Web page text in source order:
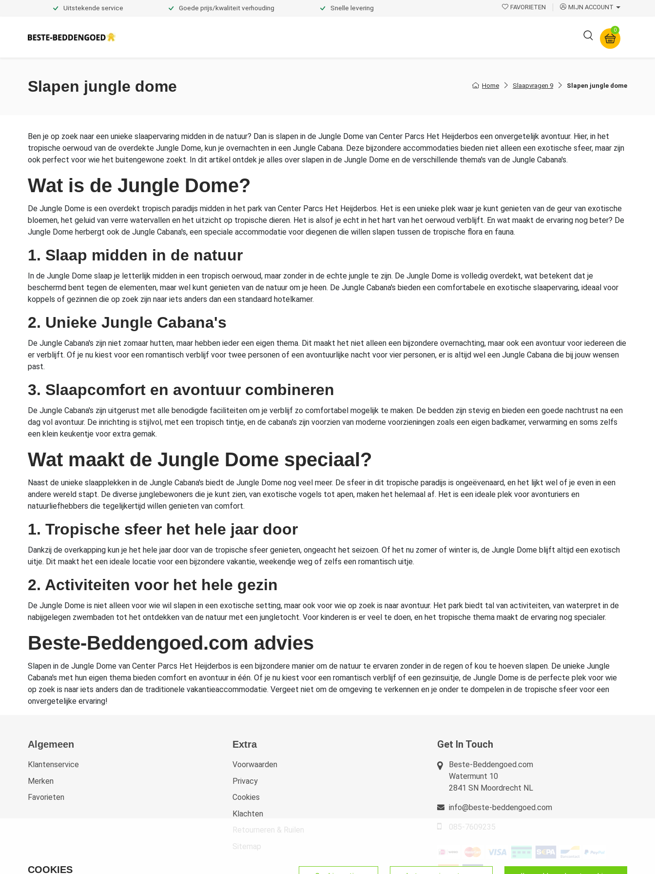
Uitstekende service Goede prijs/kwaliteit verhouding Snelle levering FAVORIETEN MIJN ACCOUNT
0
Home Slaapvragen 9 Slapen jungle dome
Slapen jungle dome
Ben je op zoek naar een unieke slaapervaring midden in de natuur? Dan is slapen in de Jungle Dome van Center Parcs Het Heijderbos een onvergetelijk avontuur. Hier, in het
tropische oerwoud van de overdekte Jungle Dome, kun je overnachten in een Jungle Cabana. Deze bijzondere accommodaties bieden niet alleen een exotische sfeer, maar zijn
ook perfect voor wie het buitengewone zoekt. In dit artikel ontdek je alles over slapen in de Jungle Dome en de verschillende thema's van de Jungle Cabana's.
Wat is de Jungle Dome?
De Jungle Dome is een overdekt tropisch paradijs midden in het park van Center Parcs Het Heijderbos. Het is een unieke plek waar je kunt genieten van de geur van exotische
bloemen, het geluid van verre watervallen en het uitzicht op tropische dieren. Het is alsof je echt in het hart van het oerwoud verblijft. En wat maakt de ervaring nog beter? De
Jungle Dome herbergt ook de Jungle Cabana's, een speciale accommodatie voor diegenen die willen slapen tussen de tropische flora en fauna.
1. Slaap midden in de natuur
In de Jungle Dome slaap je letterlijk midden in een tropisch oerwoud, maar zonder in de echte jungle te zijn. De Jungle Dome is volledig overdekt, wat betekent dat je
beschermd bent tegen de elementen, maar wel kunt genieten van de natuur om je heen. De Jungle Cabana's bieden een comfortabele en exotische slaapervaring, ideaal voor
koppels of gezinnen die op zoek zijn naar iets anders dan een standaard hotelkamer.
2. Unieke Jungle Cabana's
De Jungle Cabana's zijn niet zomaar hutten, maar hebben ieder een eigen thema. Dit maakt het niet alleen een bijzondere overnachting, maar ook een avontuur voor iedereen die
er verblijft. Of je nu kiest voor een romantisch verblijf voor twee personen of een avontuurlijke nacht voor vier personen, er is altijd wel een Jungle Cabana die bij jouw wensen
past.
3. Slaapcomfort en avontuur combineren
De Jungle Cabana's zijn uitgerust met alle benodigde faciliteiten om je verblijf zo comfortabel mogelijk te maken. De bedden zijn stevig en bieden een goede nachtrust na een
dag vol avontuur. De inrichting is stijlvol, met een tropisch tintje, en de cabana's zijn voorzien van moderne voorzieningen zoals een eigen badkamer, verwarming en soms zelfs
een klein keukentje voor extra gemak.
Wat maakt de Jungle Dome speciaal?
Naast de unieke slaapplekken in de Jungle Cabana's biedt de Jungle Dome nog veel meer. De sfeer in dit tropische paradijs is ongeëvenaard, en het lijkt wel of je even in een
andere wereld stapt. De diverse junglebewoners die je kunt zien, van exotische vogels tot apen, maken het helemaal af. Het is een ideale plek voor avonturiers en
natuurliefhebbers die tegelijkertijd willen genieten van comfort.
1. Tropische sfeer het hele jaar door
Dankzij de overkapping kun je het hele jaar door van de tropische sfeer genieten, ongeacht het seizoen. Of het nu zomer of winter is, de Jungle Dome blijft altijd een exotisch
uitje. Dit maakt het een ideale locatie voor een bijzondere vakantie, weekendje weg of zelfs een romantisch uitje.
2. Activiteiten voor het hele gezin
De Jungle Dome is niet alleen voor wie wil slapen in een exotische setting, maar ook voor wie op zoek is naar avontuur. Het park biedt tal van activiteiten, van waterpret in de
nabijgelegen zwembaden tot het ontdekken van de natuur met een jungletocht. Voor kinderen is er veel te doen, en het tropische thema maakt de ervaring nog specialer.
Beste-Beddengoed.com advies
Slapen in de Jungle Dome van Center Parcs Het Heijderbos is een bijzondere manier om de natuur te ervaren zonder in de regen of kou te hoeven slapen. De unieke Jungle
Cabana's met hun eigen thema bieden comfort en avontuur in één. Of je nu kiest voor een romantisch verblijf of een gezinsuitje, de Jungle Dome is de perfecte plek voor wie
op zoek is naar iets anders dan de traditionele vakantieaccommodatie. Vergeet niet om de omgeving te verkennen en je onder te dompelen in de tropische sfeer voor een
onvergetelijke ervaring!
Algemeen
Klantenservice
Merken
Favorieten
Extra
Voorwaarden
Privacy
Cookies
Klachten
Retourneren & Ruilen
Sitemap
Get In Touch
Beste-Beddengoed.com
Watermunt 10
2841 SN Moordrecht NL
info@beste-beddengoed.com
085-7609235
COOKIES